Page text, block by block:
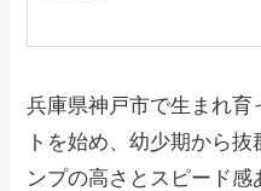
兵庫県神戸市で生まれ育
トを始め、幼少期から
ンプの高さとスピード